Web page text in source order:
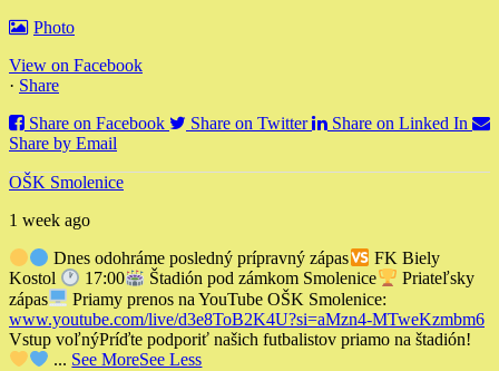
Photo
View on Facebook
· Share
Share on Facebook
Share on Twitter
Share on Linked In
Share by Email
OŠK Smolenice
1 week ago
Dnes odohráme posledný prípravný zápas
FK Biely
Kostol
17:00 Štadión pod zámkom Smolenice
Priateľsky
zápas
Priamy prenos na YouTube OŠK Smolenice:
www.youtube.com/live/d3e8ToB2K4U?si=aMzn4-MTweKzmbm6
Vstup voľnýPríďte podporiť našich futbalistov priamo na štadión!
... See MoreSee Less